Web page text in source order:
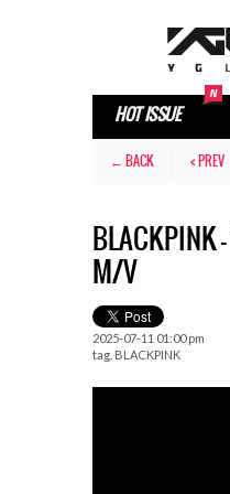
HOT ISSUE
← BACK < PREV
BLACKPINK
M/V
2025-07-11 01:00 pm
tag. BLACKPINK